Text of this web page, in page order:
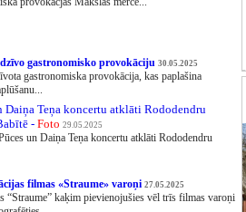
gastronomisko provokāciju 30.05.2025
gastronomiska provokācija, kas paplašina
Daiņa Teņa koncertu atklāti Rododendru
- Foto 29.05.2025
un Daiņa Teņa koncertu atklāti Rododendru
filmas «Straume» varoņi 27.05.2025
kaķim pievienojušies vēl trīs filmas varoņi